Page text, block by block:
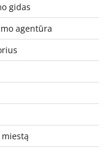
gidas
agentūra